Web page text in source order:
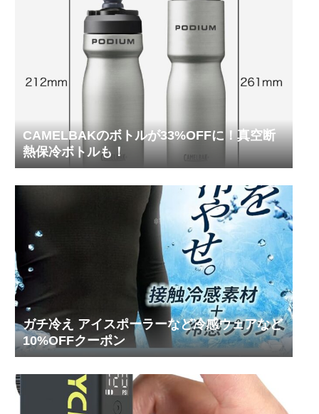
CAMELBAKのボトルが33%OFFに！真空断
熱保冷ボトルも！
ガチ冷え アイスポーラーなど冷感ウェアなど
10%OFFクーポン